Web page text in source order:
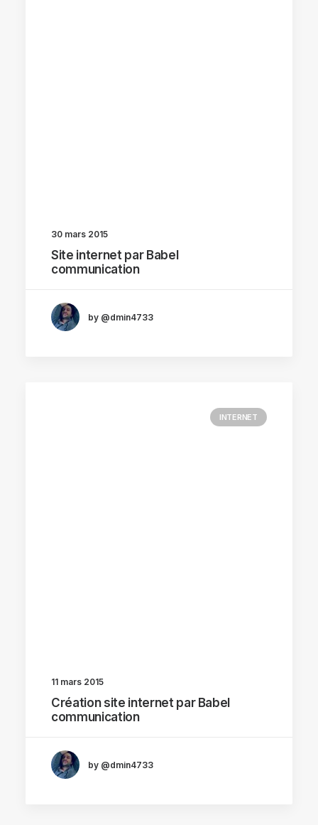
30 mars 2015
Site internet par Babel
communication
by @dmin4733
INTERNET
11 mars 2015
Création site internet par Babel
communication
by @dmin4733